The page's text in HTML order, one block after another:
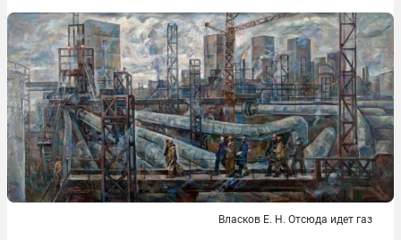
Власков Е. Н. Отсюда идет газ